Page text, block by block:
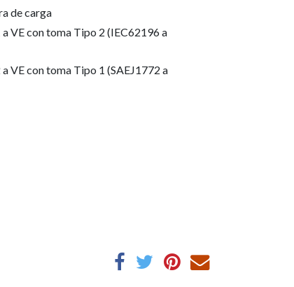
de carga
VE con toma Tipo 2 (IEC62196 a
VE con toma Tipo 1 (SAEJ1772 a